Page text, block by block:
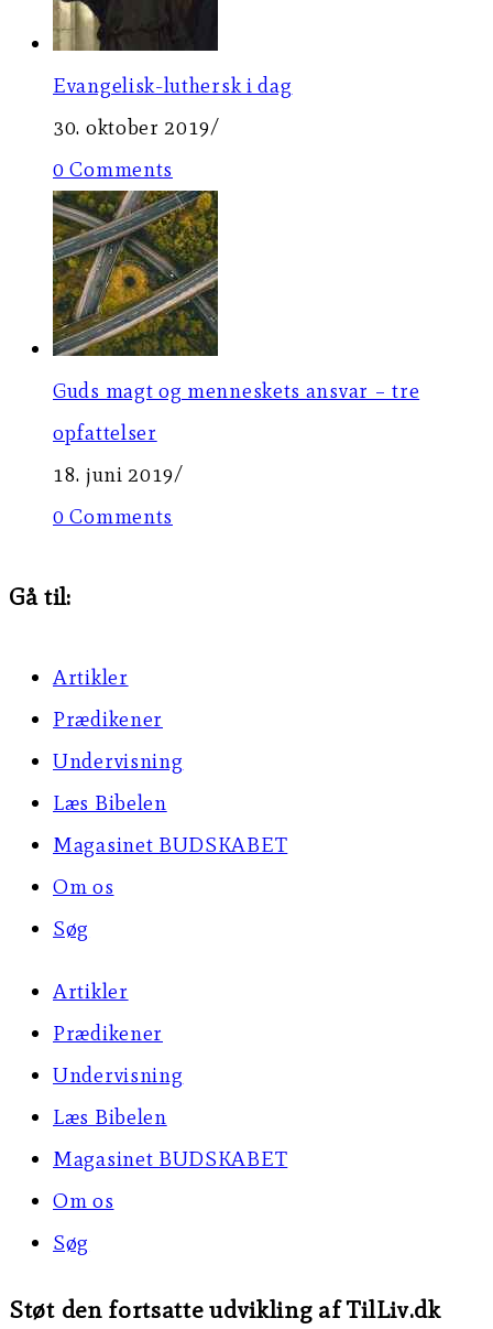
Evangelisk-luthersk i dag
30. oktober 2019/
0 Comments
Guds magt og menneskets ansvar – tre
opfattelser
18. juni 2019/
0 Comments
Gå til:
Artikler
Prædikener
Undervisning
Læs Bibelen
Magasinet BUDSKABET
Om os
Søg
Artikler
Prædikener
Undervisning
Læs Bibelen
Magasinet BUDSKABET
Om os
Søg
Støt den fortsatte udvikling af TilLiv.dk